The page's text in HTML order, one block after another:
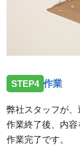
STEP4 作業
弊社スタッフが、
作業終了後、内
作業完了です。